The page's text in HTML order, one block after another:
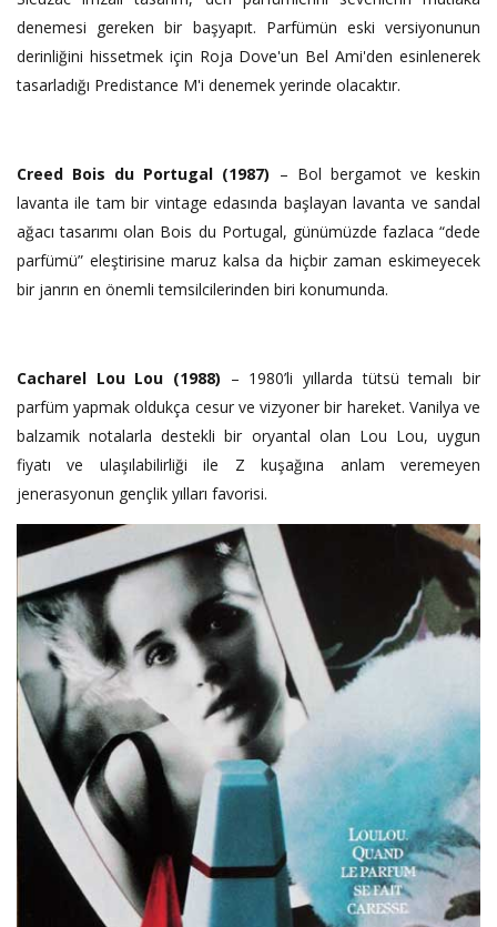
denemesi gereken bir başyapıt. Parfümün eski versiyonunun
derinliğini hissetmek için Roja Dove'un Bel Ami'den esinlenerek
tasarladığı Predistance M'i denemek yerinde olacaktır.
Creed Bois du Portugal (1987) – Bol bergamot ve keskin
lavanta ile tam bir vintage edasında başlayan lavanta ve sandal
ağacı tasarımı olan Bois du Portugal, günümüzde fazlaca “dede
parfümü” eleştirisine maruz kalsa da hiçbir zaman eskimeyecek
bir janrın en önemli temsilcilerinden biri konumunda.
Cacharel Lou Lou (1988) – 1980’li yıllarda tütsü temalı bir
parfüm yapmak oldukça cesur ve vizyoner bir hareket. Vanilya ve
balzamik notalarla destekli bir oryantal olan Lou Lou, uygun
fiyatı ve ulaşılabilirliği ile Z kuşağına anlam veremeyen
jenerasyonun gençlik yılları favorisi.